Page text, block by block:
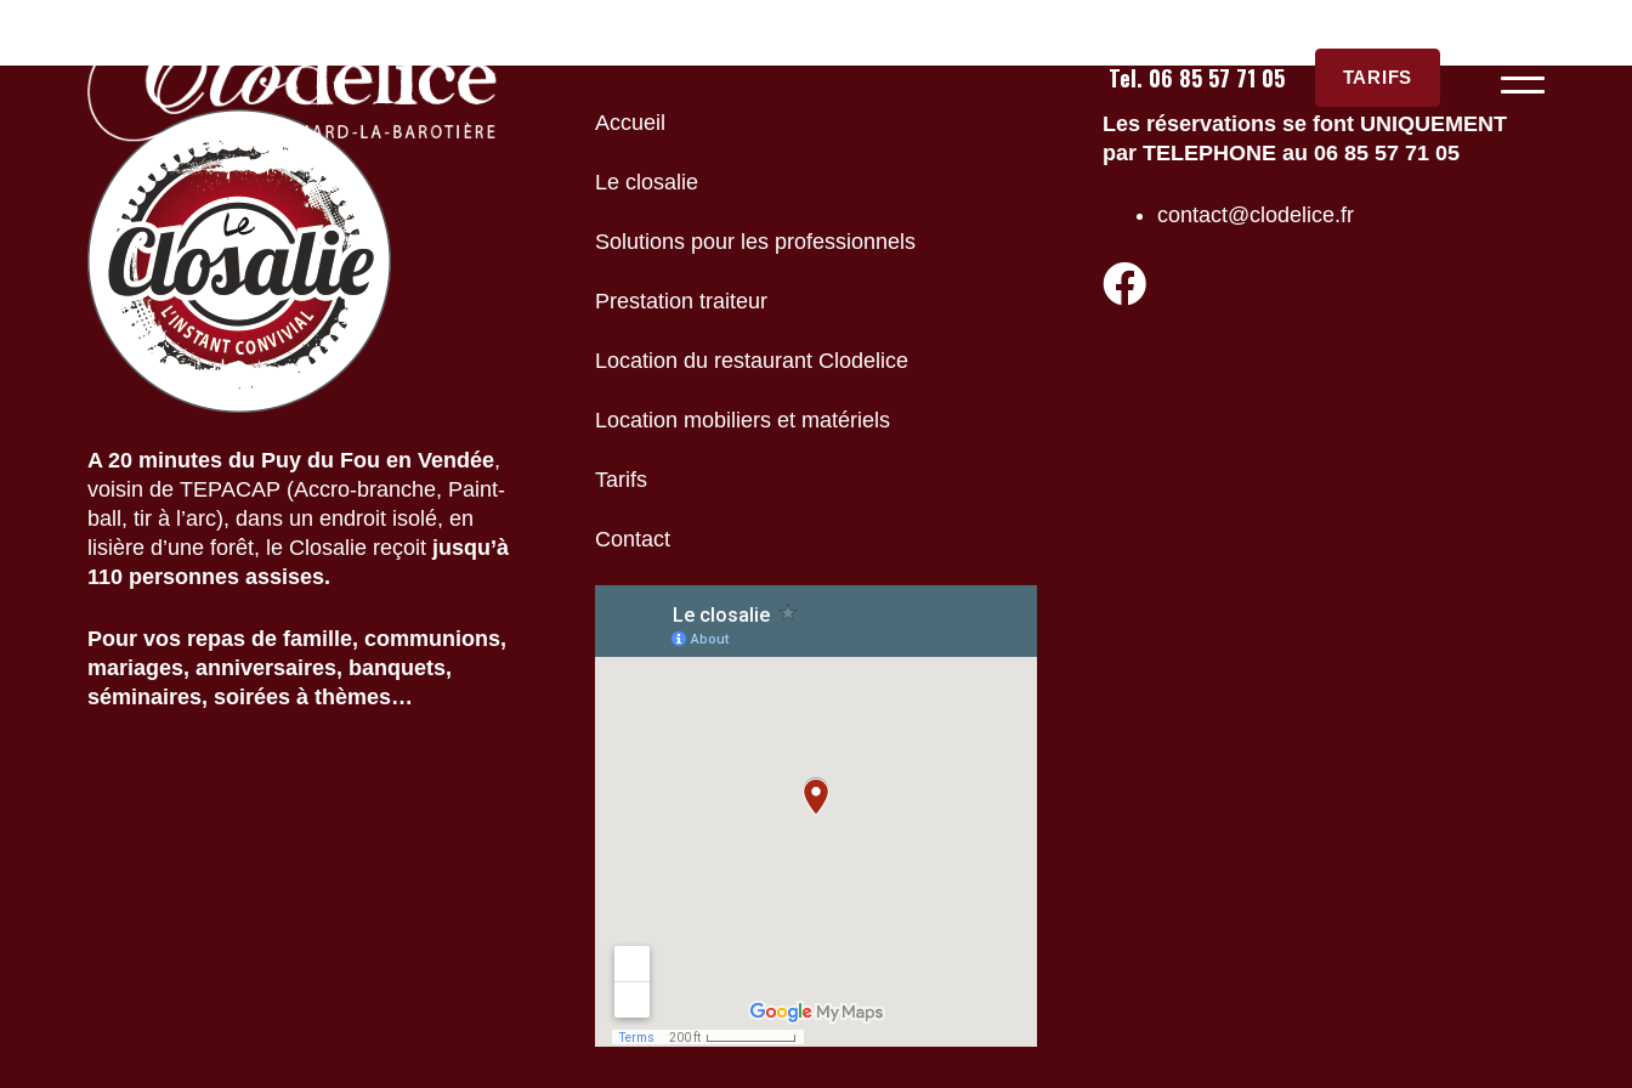
Tel. 06 85 57 71 05 TARIFS
A 20 minutes du Puy du Fou en Vendée,
voisin de TEPACAP (Accro-branche, Paint-
ball, tir à l’arc), dans un endroit isolé, en
lisière d’une forêt, le Closalie reçoit jusqu’à
110 personnes assises.
Pour vos repas de famille, communions,
mariages, anniversaires, banquets,
séminaires, soirées à thèmes…
Accueil
Le closalie
Solutions pour les professionnels
Prestation traiteur
Location du restaurant Clodelice
Location mobiliers et matériels
Tarifs
Contact
Les réservations se font UNIQUEMENT
par TELEPHONE au 06 85 57 71 05
contact@clodelice.fr